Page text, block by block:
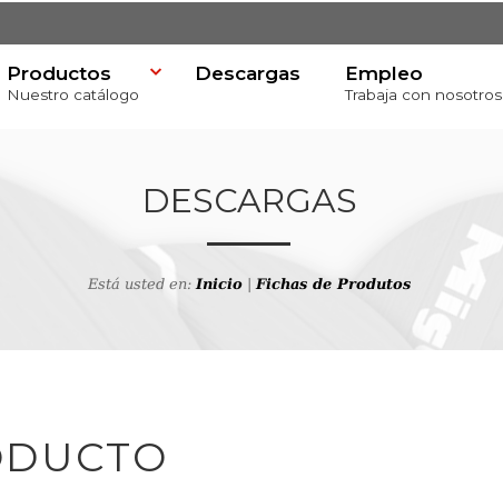
Productos
Nuestro catálogo
Descargas Empleo
Trabaja con nosotros
DESCARGAS
Está usted en:Inicio |Fichas de Produtos